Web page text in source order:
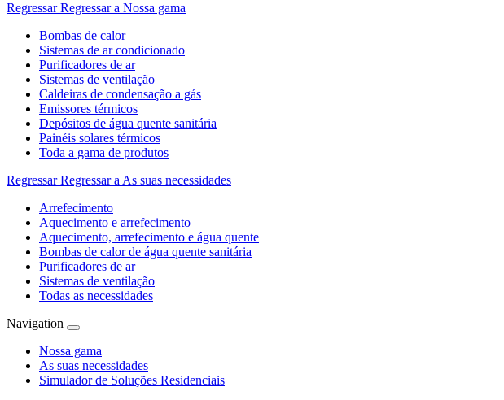
Regressar Regressar a Nossa gama
Bombas de calor
Sistemas de ar condicionado
Purificadores de ar
Sistemas de ventilação
Caldeiras de condensação a gás
Emissores térmicos
Depósitos de água quente sanitária
Painéis solares térmicos
Toda a gama de produtos
Regressar Regressar a As suas necessidades
Arrefecimento
Aquecimento e arrefecimento
Aquecimento, arrefecimento e água quente
Bombas de calor de água quente sanitária
Purificadores de ar
Sistemas de ventilação
Todas as necessidades
Navigation
Nossa gama
As suas necessidades
Simulador de Soluções Residenciais